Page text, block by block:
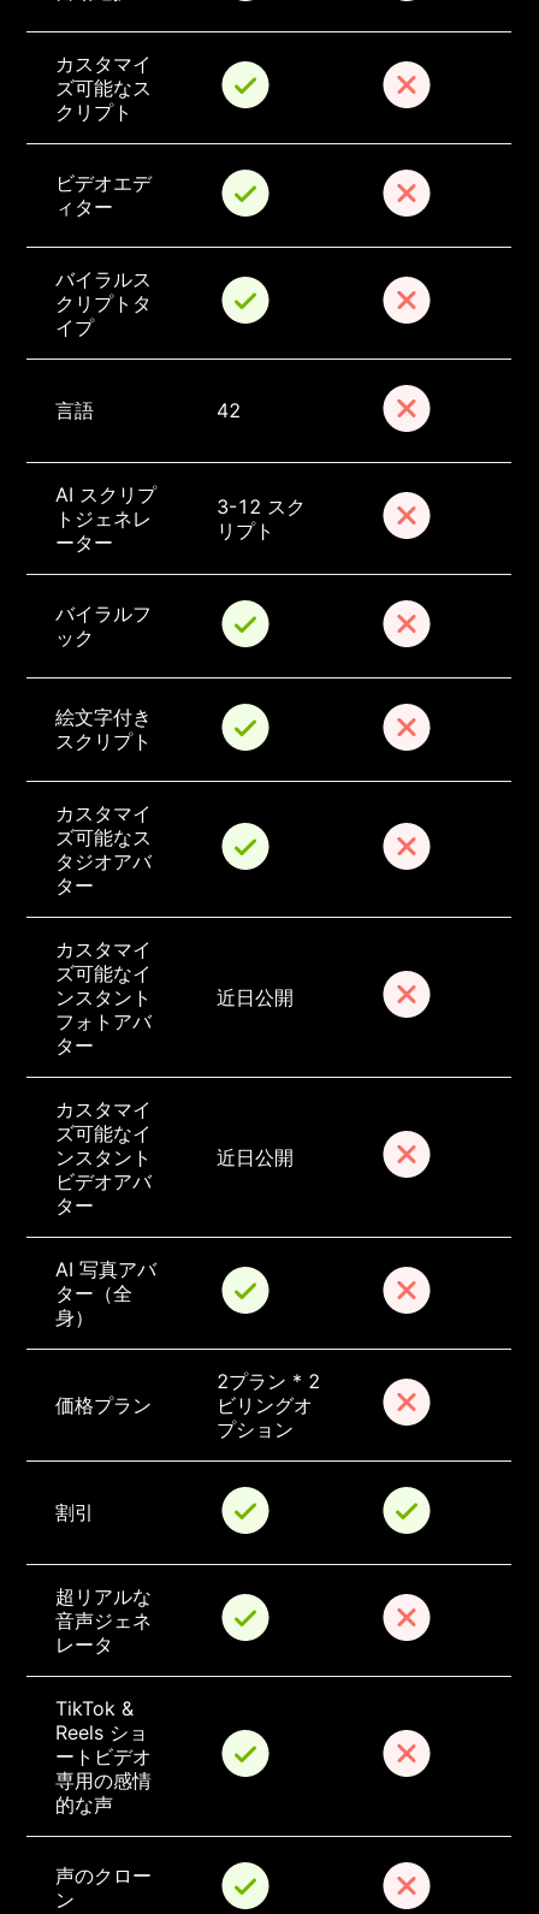
カスタマイ
ズ可能なス
クリプト
ビデオエデ
ィター
バイラルス
クリプトタ
イプ
言語 42
AI スクリプ
トジェネレ
ーター
3-12 スク
リプト
バイラルフ
ック
絵文字付き
スクリプト
カスタマイ
ズ可能なス
タジオアバ
ター
カスタマイ
ズ可能なイ
ンスタント
フォトアバ
ター
近日公開
カスタマイ
ズ可能なイ
ンスタント
ビデオアバ
ター
近日公開
AI 写真アバ
ター（全
身）
価格プラン
2プラン * 2
ビリングオ
プション
割引
超リアルな
音声ジェネ
レータ
TikTok &
Reels ショ
ートビデオ
専用の感情
的な声
声のクロー
ン